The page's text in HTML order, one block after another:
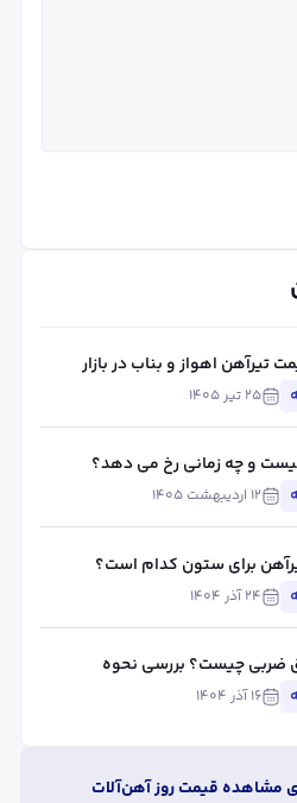
تیرآهن اهواز و بناب در بازار
و مشهد
۲۵ تیر ۱۴۰۵
و چه زمانی رخ می دهد؟
۱۲ اردیبهشت ۱۴۰۵
برای ستون کدام است؟
۲۴ آذر ۱۴۰۴
چیست؟ بررسی نحوه
اجرای آن
۱۶ آذر ۱۴۰۴
مشاهده قیمت روز آهن‌آلات